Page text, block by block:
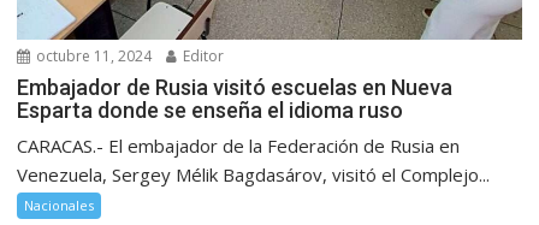
octubre 11, 2024 Editor
Embajador de Rusia visitó escuelas en Nueva
Esparta donde se enseña el idioma ruso
CARACAS.- El embajador de la Federación de Rusia en
Venezuela, Sergey Mélik Bagdasárov, visitó el Complejo...
Nacionales